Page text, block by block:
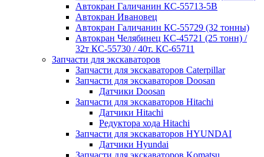
Автокран Галичанин КС-55713-5В
Автокран Ивановец
Автокран Галичанин КС-55729 (32 тонны)
Автокран Челябинец КС-45721 (25 тонн) /
32т КС-55730 / 40т. КС-65711
Запчасти для экскаваторов
Запчасти для экскаваторов Caterpillar
Запчасти для экскаваторов Doosan
Датчики Doosan
Запчасти для экскаваторов Hitachi
Датчики Hitachi
Редуктора хода Hitachi
Запчасти для экскаваторов HYUNDAI
Датчики Hyundai
Запчасти для экскаваторов Komatsu